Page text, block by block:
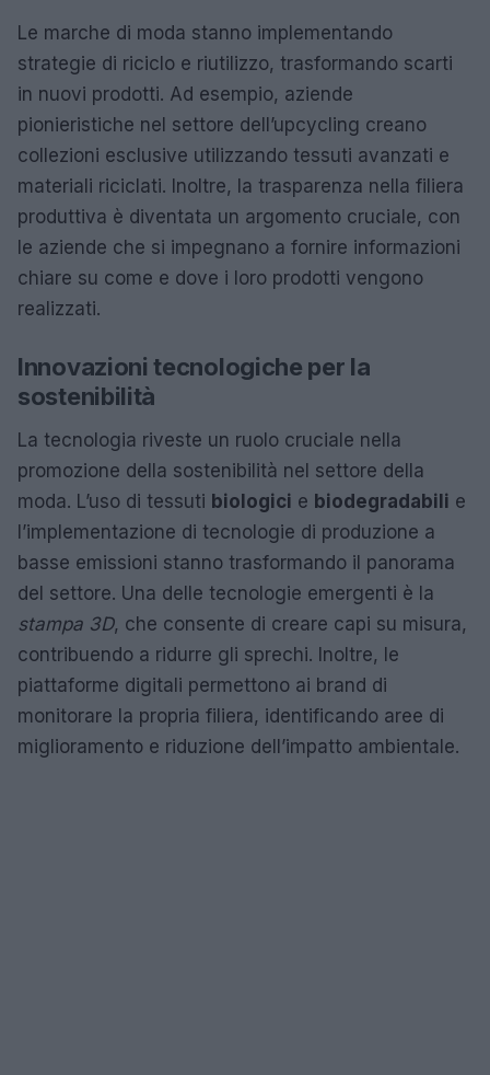
Le marche di moda stanno implementando
strategie di riciclo e riutilizzo, trasformando scarti
in nuovi prodotti. Ad esempio, aziende
pionieristiche nel settore dell’upcycling creano
collezioni esclusive utilizzando tessuti avanzati e
materiali riciclati. Inoltre, la trasparenza nella filiera
produttiva è diventata un argomento cruciale, con
le aziende che si impegnano a fornire informazioni
chiare su come e dove i loro prodotti vengono
realizzati.
Innovazioni tecnologiche per la
sostenibilità
La tecnologia riveste un ruolo cruciale nella
promozione della sostenibilità nel settore della
moda. L’uso di tessuti biologici e biodegradabili e
l’implementazione di tecnologie di produzione a
basse emissioni stanno trasformando il panorama
del settore. Una delle tecnologie emergenti è la
stampa 3D, che consente di creare capi su misura,
contribuendo a ridurre gli sprechi. Inoltre, le
piattaforme digitali permettono ai brand di
monitorare la propria filiera, identificando aree di
miglioramento e riduzione dell’impatto ambientale.